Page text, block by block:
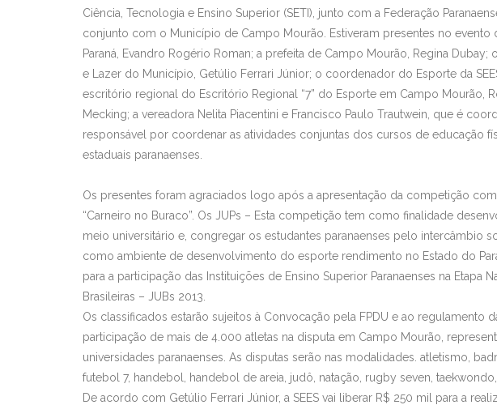
Ciência, Tecnologia e Ensino Superior (SETI), junto com a Federação
conjunto com o Município de Campo Mourão. Estiveram presentes no
Paraná, Evandro Rogério Roman; a prefeita de Campo Mourão, Regina
e Lazer do Município, Getúlio Ferrari Júnior; o coordenador do Esporte da
escritório regional do Escritório Regional “7” do Esporte em Campo Mourão,
Mecking; a vereadora Nelita Piacentini e Francisco Paulo Trautwein, que é
responsável por coordenar as atividades conjuntas dos cursos de educação
estaduais paranaenses.
Os presentes foram agraciados logo após a apresentação da competição
“Carneiro no Buraco”. Os JUPs – Esta competição tem como finalidade
meio universitário e, congregar os estudantes paranaenses pelo intercâmbio
como ambiente de desenvolvimento do esporte rendimento no Estado do
para a participação das Instituições de Ensino Superior Paranaenses na Etapa
Brasileiras – JUBs 2013.
Os classificados estarão sujeitos à Convocação pela FPDU e ao regulamento
participação de mais de 4.000 atletas na disputa em Campo Mourão,
universidades paranaenses. As disputas serão nas modalidades. atletismo,
futebol 7, handebol, handebol de areia, judô, natação, rugby seven,
De acordo com Getúlio Ferrari Júnior, a SEES vai liberar R$ 250 mil para a